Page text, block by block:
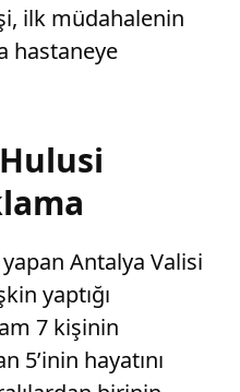
ilk müdahalenin
hastaneye
Antalya Valisi
yaptığı
7 kişinin
5’inin hayatını